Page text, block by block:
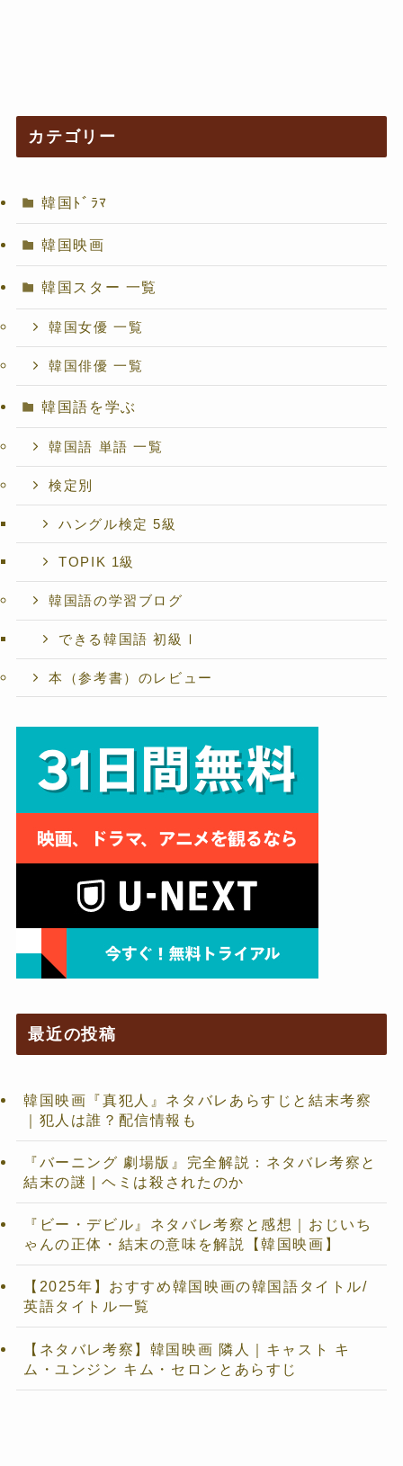
カテゴリー
韓国ﾄﾞﾗﾏ
韓国映画
韓国スター 一覧
韓国女優 一覧
韓国俳優 一覧
韓国語を学ぶ
韓国語 単語 一覧
検定別
ハングル検定 5級
TOPIK 1級
韓国語の学習ブログ
できる韓国語 初級Ⅰ
本（参考書）のレビュー
最近の投稿
韓国映画『真犯人』ネタバレあらすじと結末考察
｜犯人は誰？配信情報も
『バーニング 劇場版』完全解説：ネタバレ考察と
結末の謎 | ヘミは殺されたのか
『ビー・デビル』ネタバレ考察と感想｜おじいち
ゃんの正体・結末の意味を解説【韓国映画】
【2025年】おすすめ韓国映画の韓国語タイトル/
英語タイトル一覧
【ネタバレ考察】韓国映画 隣人｜キャスト キ
ム・ユンジン キム・セロンとあらすじ